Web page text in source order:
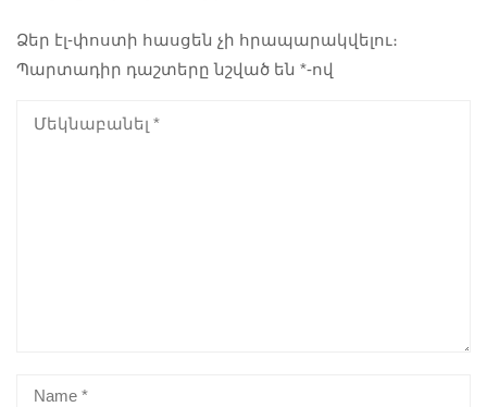
Ձեր էլ-փոստի հասցեն չի հրապարակվելու։
Պարտադիր դաշտերը նշված են *-ով